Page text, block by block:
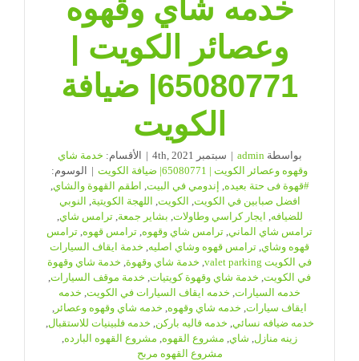
خدمه شاي وقهوه
وعصائر الكويت |
65080771| ضيافة
الكويت
بواسطةadmin
| سبتمبر 4th, 2021 | الأقسام: خدمة شاي
وقهوه وعصائر الكويت | 65080771| ضيافة الكويت
|
الوسوم:
#قهوة فى حتة بعيده, إندومي في البيت, اطقم القهوة والشاي,
افضل صبابين في الكويت, الكويت, اللهجة الكويتية, النوبي
للضيافه, ايجار كراسي وطاولات, بشاير جمعة,ترامس شاي,
ترامس شاي الماني, ترامس شاي وقهوه, ترامس قهوه, ترامس
قهوه وشاي, ترامس قهوه وشاي اصليه, خدمة ايقاف السيارات
في الكويت valet parking
, خدمة شاي وقهوة, خدمة شاي وقهوة
في الكويت, خدمة شاي وقهوة كويتيات, خدمة موقف السيارات,
خدمه السيارات, خدمه ايقاف السيارات في الكويت, خدمه
ايقاف سيارات, خدمه شاي وقهوه, خدمه شاي وقهوه وعصائر ,
خدمه ضيافه نسائي, خدمه فاليه باركن, خدمه فلبينيات للاستقبال,
زينه منازل, شاي, مشروع القهوه, مشروع القهوه البارده,
مشروع القهوه مربح